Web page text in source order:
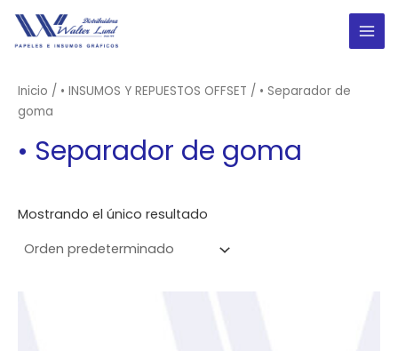
contenido
Inicio / • INSUMOS Y REPUESTOS OFFSET / • Separador de
goma
• Separador de goma
Mostrando el único resultado